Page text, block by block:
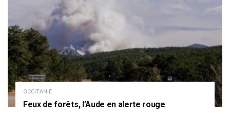
OCCITANIE
Feux de forêts, l’Aude en alerte rouge